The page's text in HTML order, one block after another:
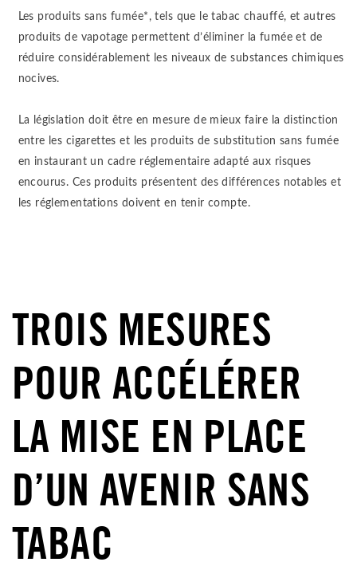
Les produits sans fumée*, tels que le tabac chauffé, et autres
produits de vapotage permettent d’éliminer la fumée et de
réduire considérablement les niveaux de substances chimiques
nocives.
La législation doit être en mesure de mieux faire la distinction
entre les cigarettes et les produits de substitution sans fumée
en instaurant un cadre réglementaire adapté aux risques
encourus. Ces produits présentent des différences notables et
les réglementations doivent en tenir compte.
TROIS MESURES
POUR ACCÉLÉRER
LA MISE EN PLACE
D’UN AVENIR SANS
TABAC